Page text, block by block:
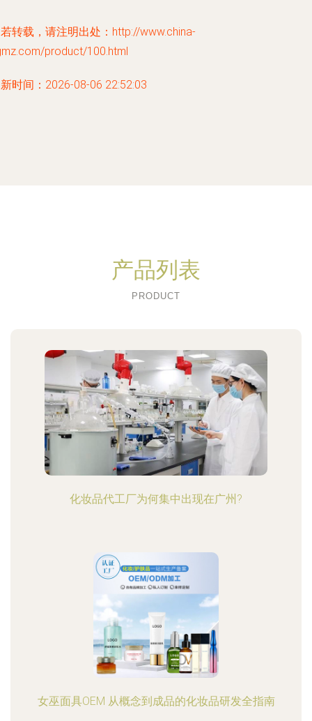
转载，请注明出处：http://www.china-
product/100.html
时间：2026-08-06 22:52:03
产品列表
PRODUCT
化妆品代工厂为何集中出现在广州?
女巫面具OEM 从概念到成品的化妆品研发全指南